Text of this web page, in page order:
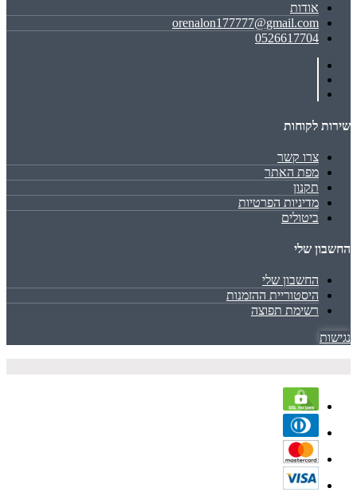
אודות
orenalon177777@gmail.com
0526617704
שירות לקוחות
צרו קשר
מפת האתר
תקנון
מדיניות הפרטיות
ביטולים
החשבון שלי
החשבון שלי
היסטוריית ההזמנות
רשימת תפוצה
נגישות